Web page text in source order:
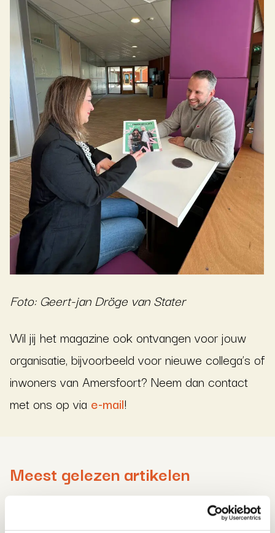
Foto: Geert-jan Dröge van Stater
Wil jij het magazine ook ontvangen voor jouw
organisatie, bijvoorbeeld voor nieuwe collega’s of
inwoners van Amersfoort? Neem dan contact
met ons op via e-mail!
Meest gelezen artikelen